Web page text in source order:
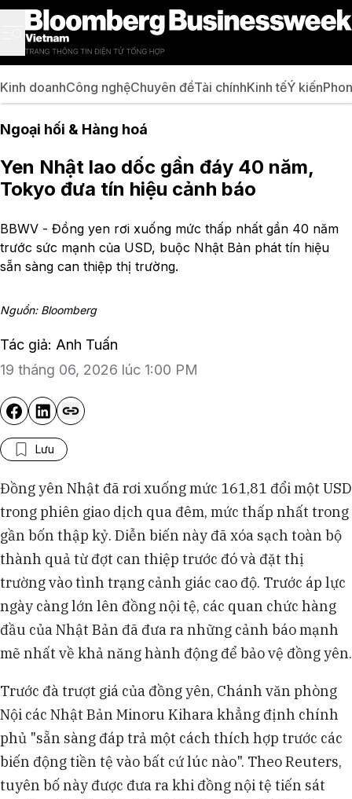
Kinh doanhCông nghệChuyên đềTài chínhKinh tếÝ kiến
Ngoại hối & Hàng hoá
Yen Nhật lao dốc gần đáy 40 năm,
Tokyo đưa tín hiệu cảnh báo
BBWV - Đồng yen rơi xuống mức thấp nhất gần 40 năm
trước sức mạnh của USD, buộc Nhật Bản phát tín hiệu
sẵn sàng can thiệp thị trường.
Nguồn: Bloomberg
Tác giả: Anh Tuấn
19 tháng 06, 2026 lúc 1:00 PM
Lưu
Đồng yên Nhật đã rơi xuống mức 161,81 đổi một USD
trong phiên giao dịch qua đêm, mức thấp nhất trong
gần bốn thập kỷ. Diễn biến này đã xóa sạch toàn bộ
thành quả từ đợt can thiệp trước đó và đặt thị
trường vào tình trạng cảnh giác cao độ. Trước áp lực
ngày càng lớn lên đồng nội tệ, các quan chức hàng
đầu của Nhật Bản đã đưa ra những cảnh báo mạnh
mẽ nhất về khả năng hành động để bảo vệ đồng yên.
Trước đà trượt giá của đồng yên, Chánh văn phòng
Nội các Nhật Bản Minoru Kihara khẳng định chính
phủ "sẵn sàng đáp trả một cách thích hợp trước các
biến động tiền tệ vào bất cứ lúc nào". Theo Reuters,
tuyên bố này được đưa ra khi đồng nội tệ tiến sát